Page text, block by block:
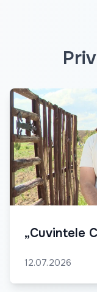
„Cuvintele
12.07.2026